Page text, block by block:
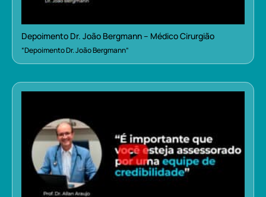
Depoimento Dr. João Bergmann – Médico Cirurgião
“Depoimento Dr. João Bergmann”